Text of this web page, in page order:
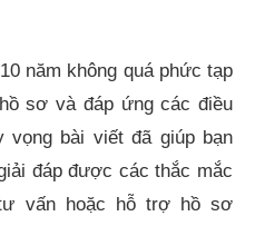
năm không quá phức tạp
sơ và đáp ứng các điều
vọng bài viết đã giúp bạn
đáp được các thắc mắc
vấn hoặc hỗ trợ hồ sơ